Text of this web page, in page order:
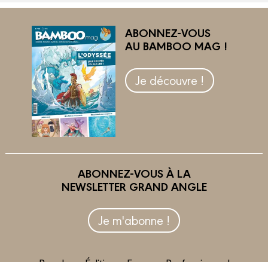
ABONNEZ-VOUS
AU BAMBOO MAG !
Je découvre !
ABONNEZ-VOUS À LA
NEWSLETTER GRAND ANGLE
Je m'abonne !